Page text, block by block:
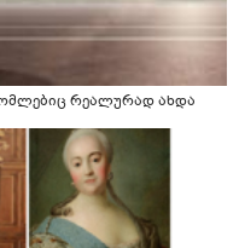
რეალურად ახდა